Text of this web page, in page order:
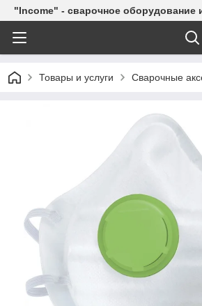
"Income" - сварочное оборудование
Товары и услуги Сварочные